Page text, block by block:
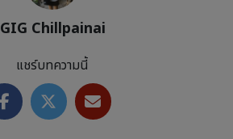
GIG Chillpainai
แชร์บทความนี้